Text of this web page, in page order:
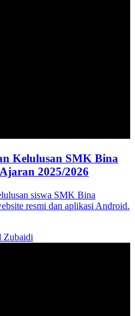
Kelulusan SMK Bina
2025/2026
siswa SMK Bina
resmi dan aplikasi Android.
Zubaidi